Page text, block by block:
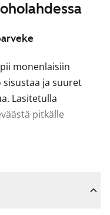
monenlaisiin
ja suuret
Lasitetulla
pitkälle
Kylpyhuone